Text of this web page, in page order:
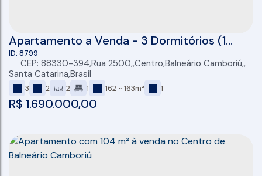
Apartamento a Venda - 3 Dormitórios (1
suíte) - Sacada com Churrasqueira a Carvão
- Centro - Balneário Camboriú
R$ 1.690.000,00
8799
CEP: 88330-394,Rua 2500 ,Centro,Balneário Camboriú ,
Santa Catarina,Brasil
3 2 2 1 162 ~ 163m² 1